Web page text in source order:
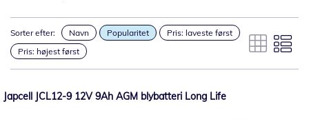
Sorter efter: Navn Popularitet
Pris: laveste først
Pris: højest først
Japcell JCL12-9 12V 9Ah AGM blybatteri Long Life